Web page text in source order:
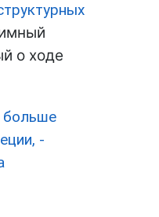
о ходе
-